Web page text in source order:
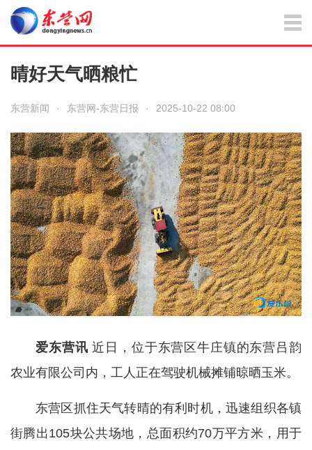
晴好天气晒粮忙
东营新闻 · 东营网-东营日报 · 2025-10-22 08:00
爱东营讯 近日，位于东营区牛庄镇的东营吕韵
农业有限公司内，工人正在驾驶机械摊铺晾晒玉米。
东营区抓住天气转晴的有利时机，迅速组织各镇
街腾出105块公共场地，总面积约70万平方米，用于